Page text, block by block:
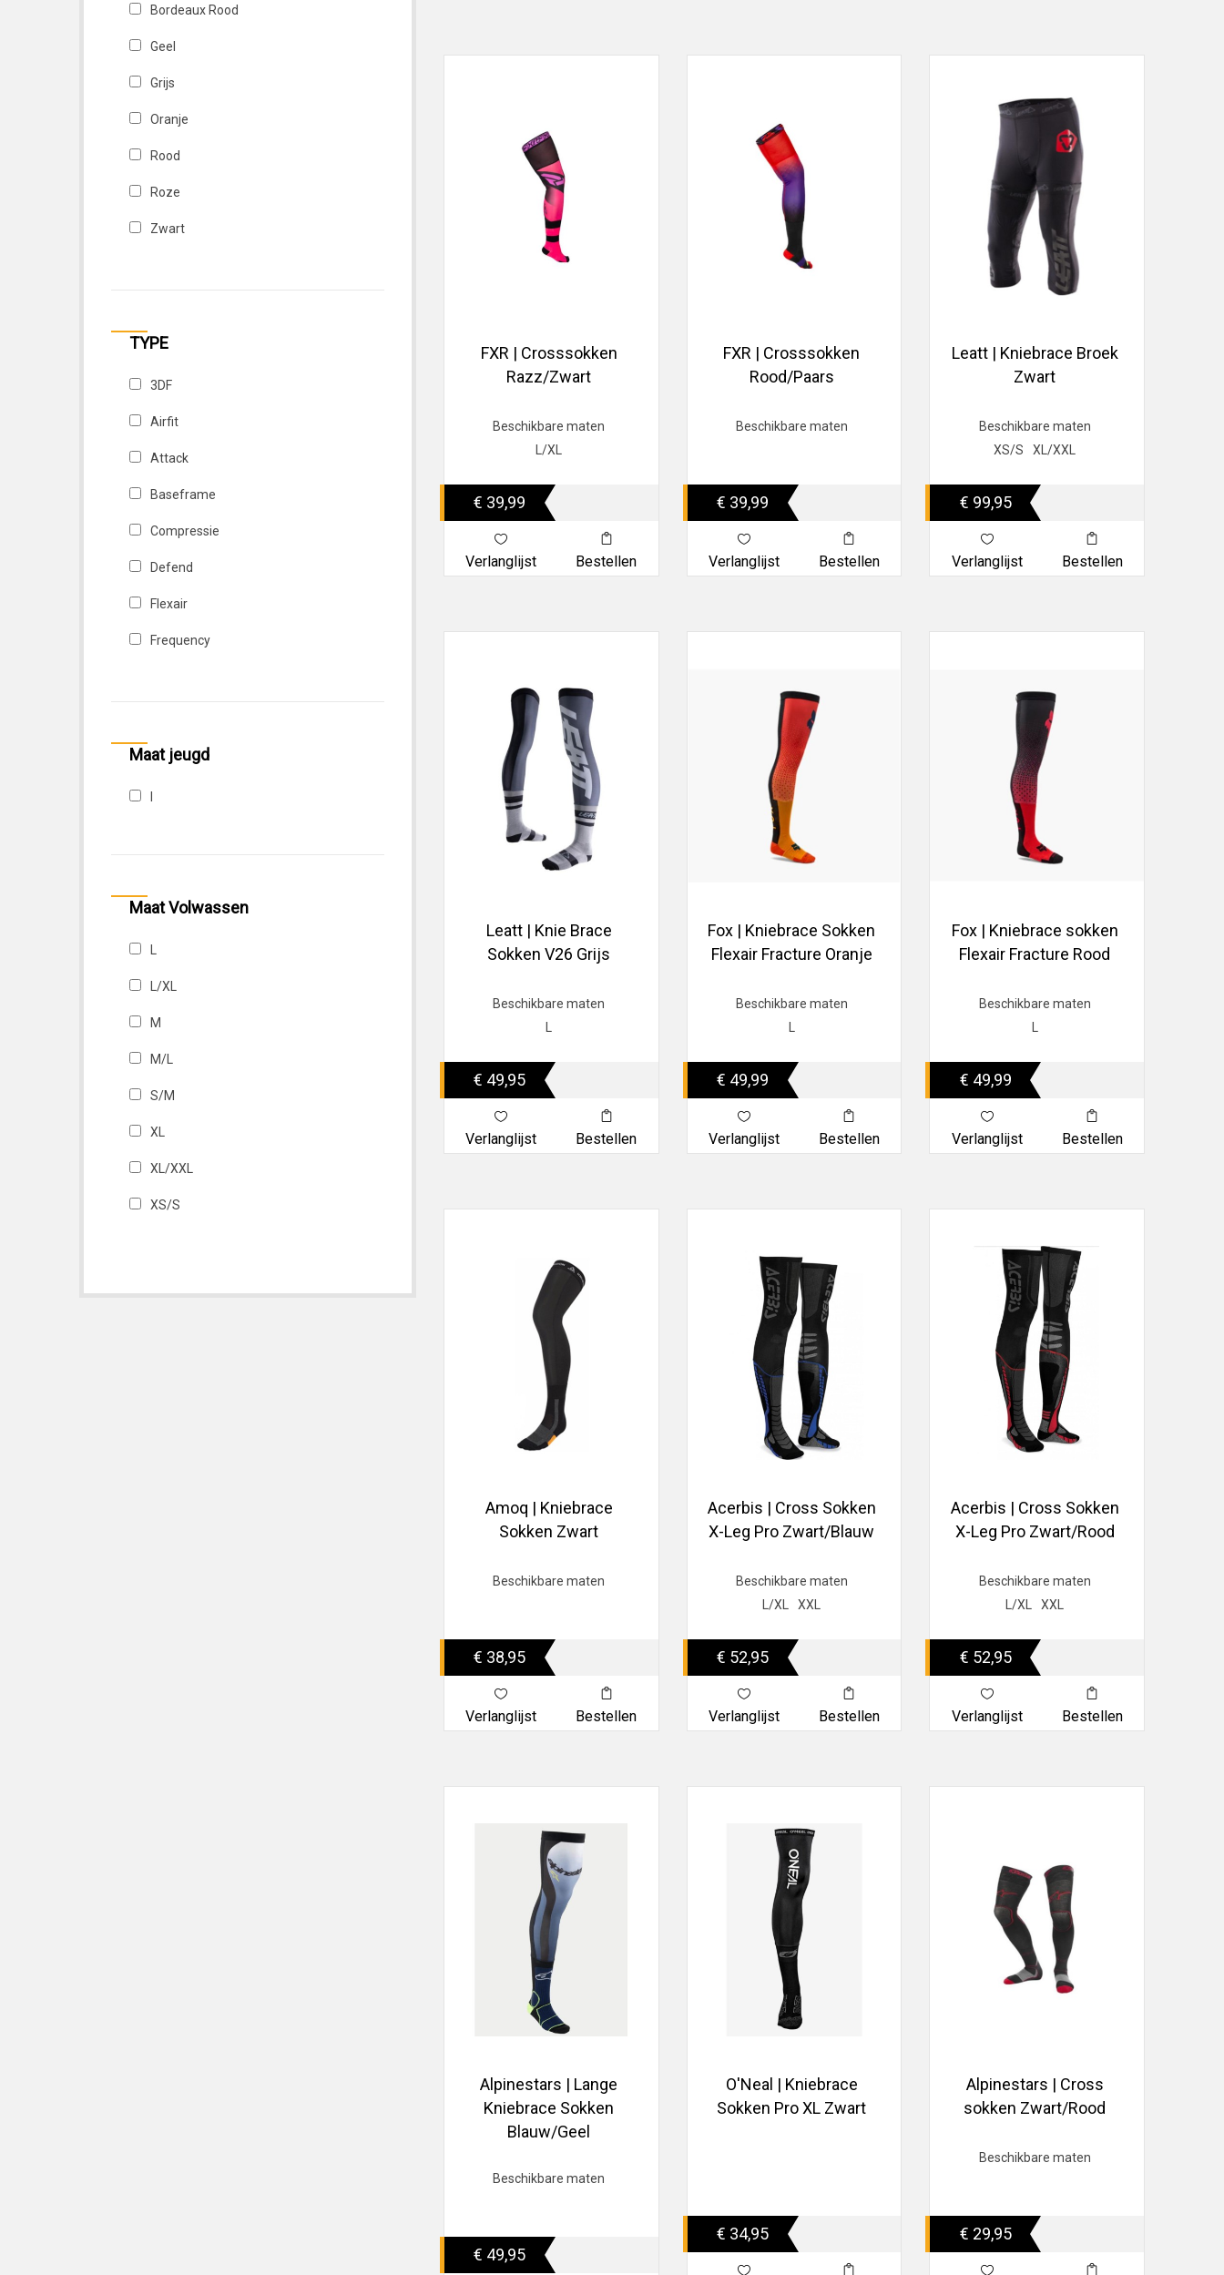
Bordeaux Rood
Geel
Grijs
Oranje
Rood
Roze
Zwart
Zwart / Wit
TYPE
3DF
Airfit
Attack
Baseframe
Compressie
Defend
Flexair
Frequency
Trail
Maat jeugd
Maat Volwassen
L/XL
M
M/L
S/M
XL
XL/XXL
XS/S
FXR | Crosssokken
Razz/Zwart
Beschikbare maten
L/XL
€ 39,99
Verlanglijst Bestellen
FXR | Crosssokken
Rood/Paars
Beschikbare maten
€ 39,99
Verlanglijst Bestellen
Leatt | Kniebrace Broek
Zwart
Beschikbare maten
XS/S
XL/XXL
€ 99,95
Verlanglijst Bestellen
Leatt | Knie Brace
Sokken V26 Grijs
Beschikbare maten
€ 49,95
Verlanglijst Bestellen
Fox | Kniebrace Sokken
Flexair Fracture Oranje
Beschikbare maten
€ 49,99
Verlanglijst Bestellen
Fox | Kniebrace sokken
Flexair Fracture Rood
Beschikbare maten
€ 49,99
Verlanglijst Bestellen
Amoq | Kniebrace
Sokken Zwart
Beschikbare maten
€ 38,95
Verlanglijst Bestellen
Acerbis | Cross Sokken
X-Leg Pro Zwart/Blauw
Beschikbare maten
L/XL
XXL
€ 52,95
Verlanglijst Bestellen
Acerbis | Cross Sokken
X-Leg Pro Zwart/Rood
Beschikbare maten
L/XL
XXL
€ 52,95
Verlanglijst Bestellen
Alpinestars | Lange
Kniebrace Sokken
Blauw/Geel
Beschikbare maten
€ 49,95
O'Neal | Kniebrace
Sokken Pro XL Zwart
€ 34,95
Alpinestars | Cross
sokken Zwart/Rood
Beschikbare maten
€ 29,95